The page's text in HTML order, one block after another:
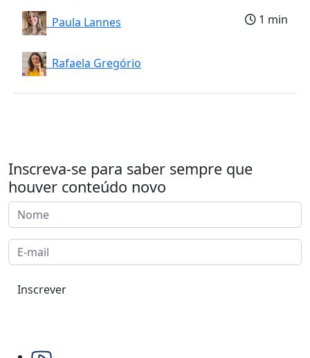
Paula Lannes
Rafaela Gregório
1 min
Inscreva-se para saber sempre que
houver conteúdo novo
Inscrever